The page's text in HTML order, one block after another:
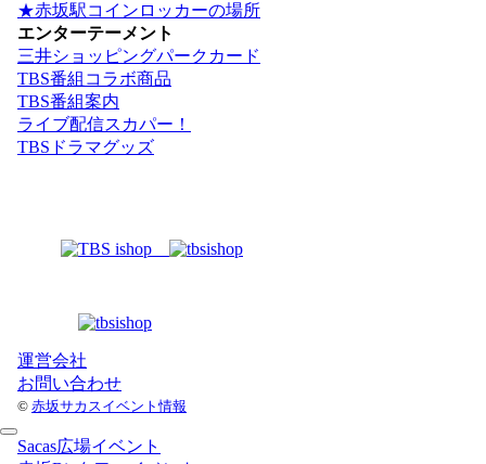
★赤坂駅コインロッカーの場所
エンターテーメント
三井ショッピングパークカード
TBS番組コラボ商品
TBS番組案内
ライブ配信スカパー！
TBSドラマグッズ
運営会社
お問い合わせ
© 赤坂サカスイベント情報
Sacas広場イベント